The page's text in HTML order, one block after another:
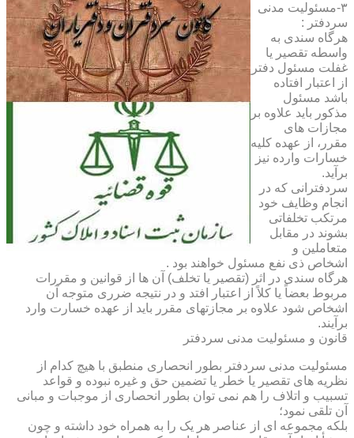
۳-مسئولیت مدنی
سردفتر :
هرگاه سندی به
واسطه تقصیر یا
غفلت مسئول دفتر
از اعتبار افتاده
باشد مسئول
مذکور باید علاوه بر
مجازات های
مقرر، از عهده کلیه
خسارات وارده نیز
برآید.
سردفترانی که در
انجام وظایف خود
مرتکب تخلفاتی
بشوند در مقابل
متعاملین و
اشخاص ذی نفع مسئول خواهند بود .
هرگاه سندی در اثر (تقصیر یا تخلف) آن ها از قوانین و مقررات
مربوط بعضاً یا کلاً از اعتبار افتد و در نتیجه ضرری متوجه آن
اشخاص شود علاوه بر مجازتهای مقرر باید از عهده خسارت وارد
برآیند.
قانون و مسئولیت مدنی سردفتر
مسئولیت مدنی سردفتر بطور انحصاری منطبق با هیچ کدام از
نظریه های تقصیر یا خطر یا تضمین حق و غیره نبوده و قواعد
تسبیب و اتلاف را هم نمی توان بطور انحصاری از موجبات و مبانی
آن تلقی نمود؛
بلکه مجموعه ای از عناصر هر یک را به همراه خود داشته و چون